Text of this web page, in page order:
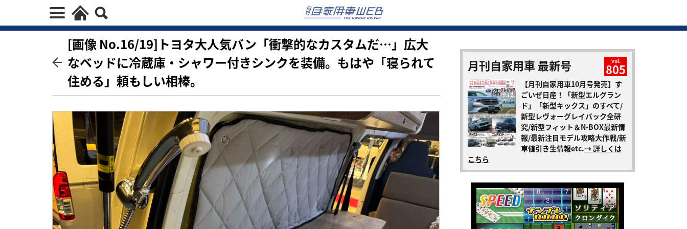
[画像 No.16/19]トヨタ大人気バン「衝撃的なカスタムだ…」広大
なベッドに冷蔵庫・シャワー付きシンクを装備。もはや「寝られて
住める」頼もしい相棒。
月刊自家用車 最新号 vol.
805
【月刊自家用車10月号発売】す
ごいぜ日産！「新型エルグラン
ド」「新型キックス」のすべて/
新型レヴォーグレイバック全研
究/新型フィット＆N-BOX最新情
報/最新注目モデル攻略大作戦/新
車値引き生情報etc.→ 詳しくは
こちら